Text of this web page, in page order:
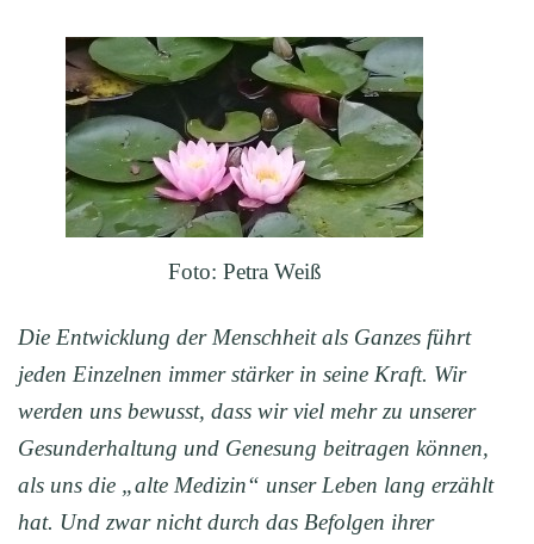
Foto: Petra Weiß
Die Entwicklung der Menschheit als Ganzes führt
jeden Einzelnen immerstärker in seine Kraft. Wir
werden uns bewusst, dass wir viel mehr zu unserer
Gesunderhaltung und Genesung beitragen können,
als uns die „alte Medizin“ unser Leben lang erzählt
hat. Und zwar nicht durch das Befolgen ihrer